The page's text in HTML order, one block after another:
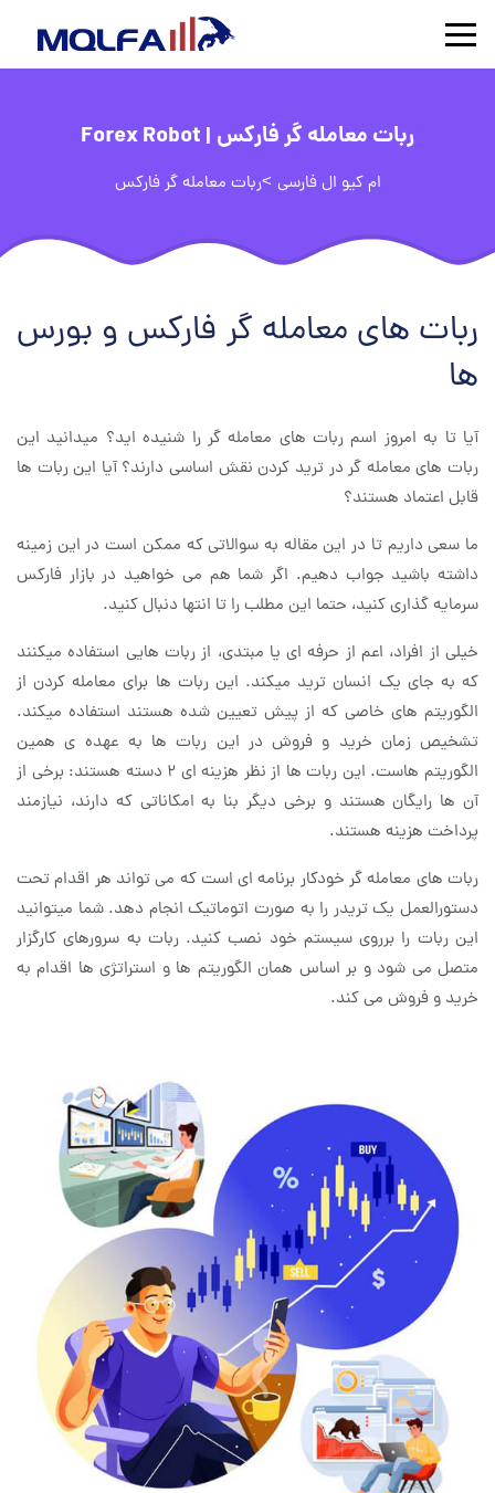
ربات معامله گر فارکس | Forex Robot
ام کیو ال فارسی >ربات معامله گر فارکس
ربات های معامله گر فارکس و بورس
ها
آیا تا به امروز اسم ربات های معامله گر را شنیده اید؟ میدانید این
ربات های معامله گر در ترید کردن نقش اساسی دارند؟ آیا این ربات ها
قابل اعتماد هستند؟
ما سعی داریم تا در این مقاله به سوالاتی که ممکن است در این زمینه
داشته باشید جواب دهیم. اگر شما هم می خواهید در بازار فارکس
سرمایه گذاری کنید، حتما این مطلب را تا انتها دنبال کنید.
خیلی از افراد، اعم از حرفه ای یا مبتدی، از ربات هایی استفاده میکنند
که به جای یک انسان ترید میکند. این ربات ها برای معامله کردن از
الگوریتم های خاصی که از پیش تعیین شده هستند استفاده میکند.
تشخیص زمان خرید و فروش در این ربات ها به عهده ی همین
الگوریتم هاست. این ربات ها از نظر هزینه ای 2 دسته هستند: برخی از
آن ها رایگان هستند و برخی دیگر بنا به امکاناتی که دارند، نیازمند
پرداخت هزینه هستند.
ربات های معامله گر خودکار برنامه ای است که می تواند هر اقدام تحت
دستورالعمل یک تریدر را به صورت اتوماتیک انجام دهد. شما میتوانید
این ربات را برروی سیستم خود نصب کنید. ربات به سرورهای کارگزار
متصل می شود و بر اساس همان الگوریتم ها و استراتژی ها اقدام به
خرید و فروش می کند.